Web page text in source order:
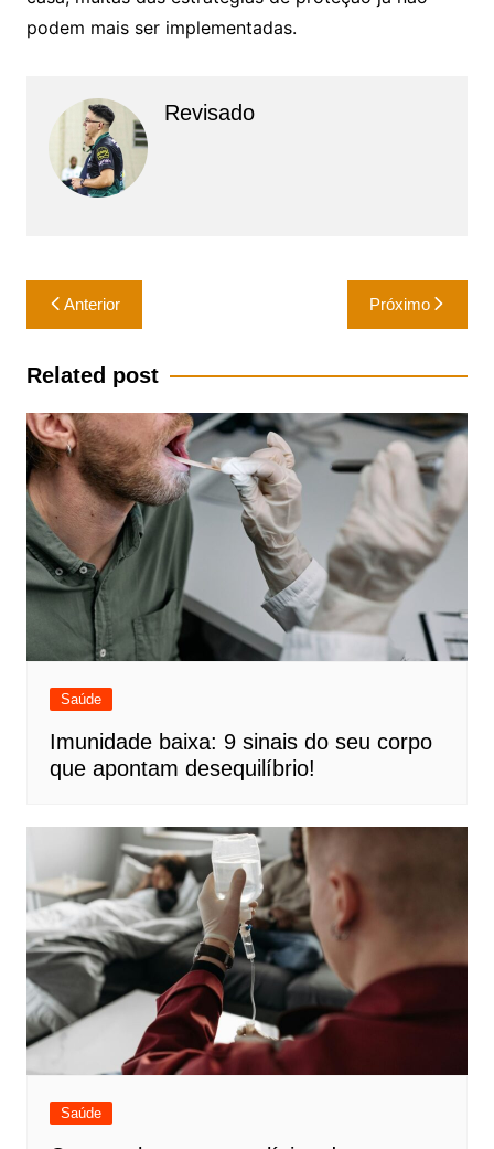
podem mais ser implementadas.
Revisado
Navegação
de
Post
Anterior Próximo
Related post
Saúde
Imunidade baixa: 9 sinais do seu corpo
que apontam desequilíbrio!
Saúde